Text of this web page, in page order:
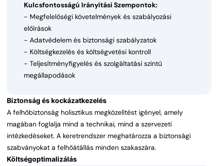
Kulcsfontosságú Irányítási Szempontok:
- Megfelelőségi követelmények és szabályozási
előírások
- Adatvédelem és biztonsági szabályzatok
- Költségkezelés és költségvetési kontroll
- Teljesítményfigyelés és szolgáltatási szintű
megállapodások
Biztonság és kockázatkezelés
A felhőbiztonság holisztikus megközelítést igényel, amely
magában foglalja mind a technikai, mind a szervezeti
intézkedéseket. A keretrendszer meghatározza a biztonsági
szabványokat a felhőátállás minden szakaszára.
Költségoptimalizálás